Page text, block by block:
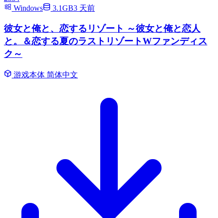
Windows
3.1GB3 天前
彼女と俺と、恋するリゾート ～彼女と俺と恋人
と。＆恋する夏のラストリゾートWファンディス
ク～
游戏本体 简体中文